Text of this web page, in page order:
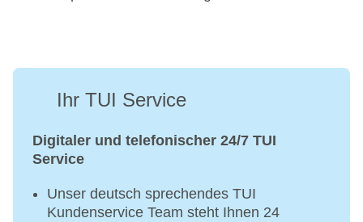
Ihr TUI Service
Digitaler und telefonischer 24/7 TUI
Service
Unser deutsch sprechendes TUI
Kundenservice Team steht Ihnen 24